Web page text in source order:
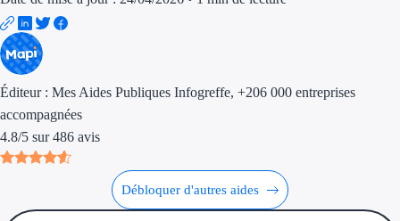
Nos partenaires
Éditeur : Mes Aides Publiques Infogreffe, +206 000 entreprises
accompagnées
4.8/5 sur 486 avis
Débloquer d'autres aides